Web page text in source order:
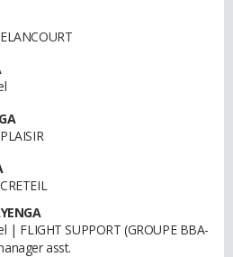
| FLIGHT SUPPORT (GROUPE BBA-
asst.